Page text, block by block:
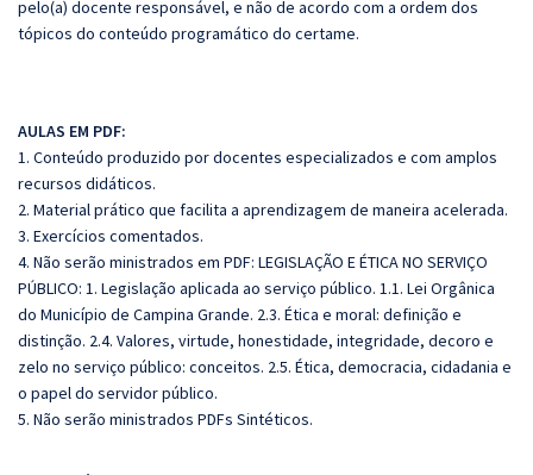
pelo(a) docente responsável, e não de acordo com a ordem dos
tópicos do conteúdo programático do certame.
AULAS EM PDF:
1. Conteúdo produzido por docentes especializados e com amplos
recursos didáticos.
2. Material prático que facilita a aprendizagem de maneira acelerada.
3. Exercícios comentados.
4. Não serão ministrados em PDF: LEGISLAÇÃO E ÉTICA NO SERVIÇO
PÚBLICO: 1. Legislação aplicada ao serviço público. 1.1. Lei Orgânica
do Município de Campina Grande. 2.3. Ética e moral: definição e
distinção. 2.4. Valores, virtude, honestidade, integridade, decoro e
zelo no serviço público: conceitos. 2.5. Ética, democracia, cidadania e
o papel do servidor público.
5. Não serão ministrados PDFs Sintéticos.